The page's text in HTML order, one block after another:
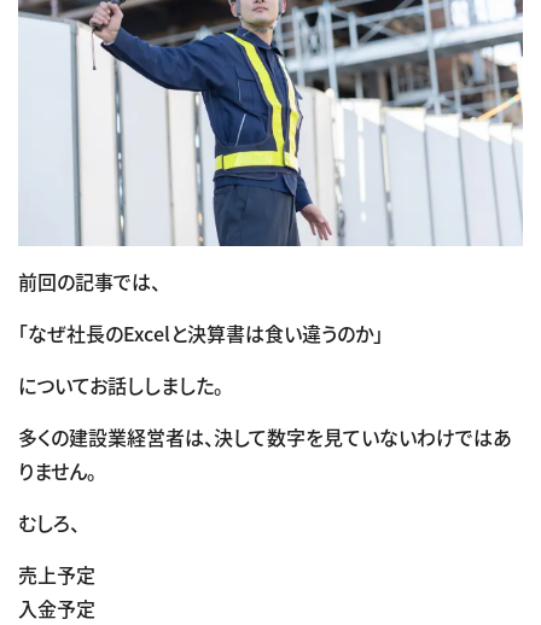
前回の記事では、
「なぜ社長のExcelと決算書は食い違うのか」
についてお話ししました。
多くの建設業経営者は、決して数字を見ていないわけではあ
りません。
むしろ、
売上予定
入金予定